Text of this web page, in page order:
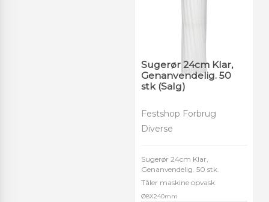
Sugerør 24cm Klar,
Genanvendelig. 50
stk (Salg)
Festshop Forbrug
Diverse
Sugerør 24cm Klar,
Genanvendelig. 50 stk.
Tåler maskine opvask.
Ø8X240mm